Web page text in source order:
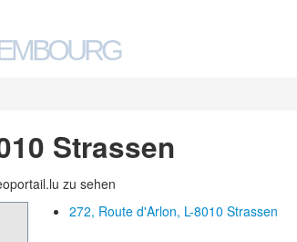
Strassen
zu sehen
272, Route d'Arlon, L-8010 Strassen